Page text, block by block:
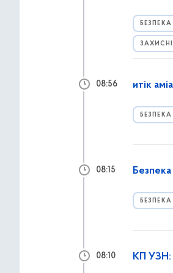
итік
08:56
Безпека
08:15
КП УЗН:
08:10